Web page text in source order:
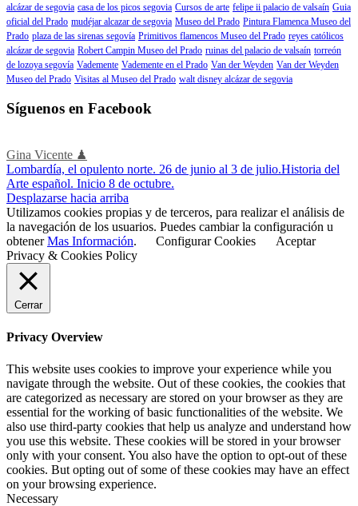
alcázar de segovia casa de los picos segovia Cursos de arte felipe ii palacio de valsaín Guia
oficial del Prado mudéjar alcazar de segovia Museo del Prado Pintura Flamenca Museo del
Prado plaza de las sirenas segovía Primitivos flamencos Museo del Prado reyes católicos
alcázar de segovia Robert Campin Museo del Prado ruinas del palacio de valsaín torreón
de lozoya segovía Vademente Vademente en el Prado Van der Weyden Van der Weyden
Museo del Prado Visitas al Museo del Prado walt disney alcázar de segovia
Síguenos en Facebook
Gina Vicente ♟
Lombardía, el opulento norte. 26 de junio al 3 de julio.Historia del
Arte español. Inicio 8 de octubre.
Desplazarse hacia arriba
Utilizamos cookies propias y de terceros, para realizar el análisis de
la navegación de los usuarios. Puedes cambiar la configuración u
obtenerMas Información. Configurar Cookies
Aceptar
Privacy & Cookies Policy
Cerrar
Privacy Overview
This website uses cookies to improve your experience while you
navigate through the website. Out of these cookies, the cookies that
are categorized as necessary are stored on your browser as they are
essential for the working of basic functionalities of the website. We
also use third-party cookies that help us analyze and understand how
you use this website. These cookies will be stored in your browser
only with your consent. You also have the option to opt-out of these
cookies. But opting out of some of these cookies may have an effect
on your browsing experience.
Necessary